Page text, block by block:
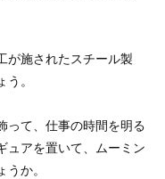
が施されたスチール製
。
って、仕事の時間を明る
ュアを置いて、ムーミン
か。